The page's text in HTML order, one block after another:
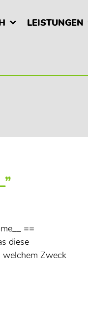
LEISTUNGEN
==
diese
Zweck